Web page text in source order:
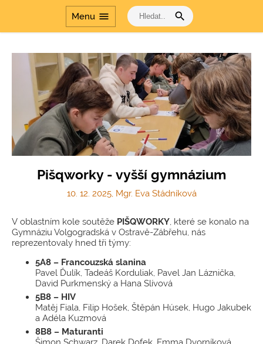
Menu menu search
Pišqworky - vyšší gymnázium
10. 12. 2025, Mgr. Eva Stádníková
V oblastním kole soutěže PIŠQWORKY, které se konalo na
Gymnáziu Volgogradská v Ostravě-Zábřehu, nás
reprezentovaly hned tři týmy:
5A8 – Francouzská slanina
Pavel Ďulík, Tadeáš Korduliak, Pavel Jan Láznička,
David Purkmenský a Hana Slívová
5B8 – HIV
Matěj Fiala, Filip Hošek, Štěpán Húsek, Hugo Jakubek
a Adéla Kuzmová
8B8 – Maturanti